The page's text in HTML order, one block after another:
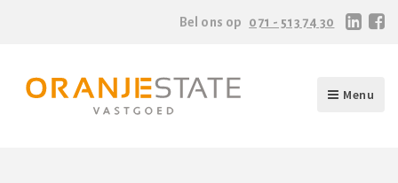
Bel ons op 071 - 513 74 30
Menu